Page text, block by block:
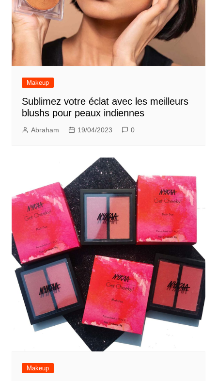
Makeup
Sublimez votre éclat avec les meilleurs
blushs pour peaux indiennes
Abraham 19/04/2023 0
Makeup